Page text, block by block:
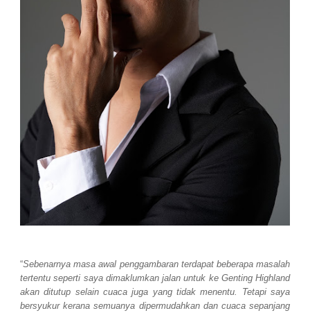
“Sebenarnya masa awal penggambaran terdapat beberapa masalah
tertentu seperti saya dimaklumkan jalan untuk ke Genting Highland
akan ditutup selain cuaca juga yang tidak menentu. Tetapi saya
bersyukur kerana semuanya dipermudahkan dan cuaca sepanjang